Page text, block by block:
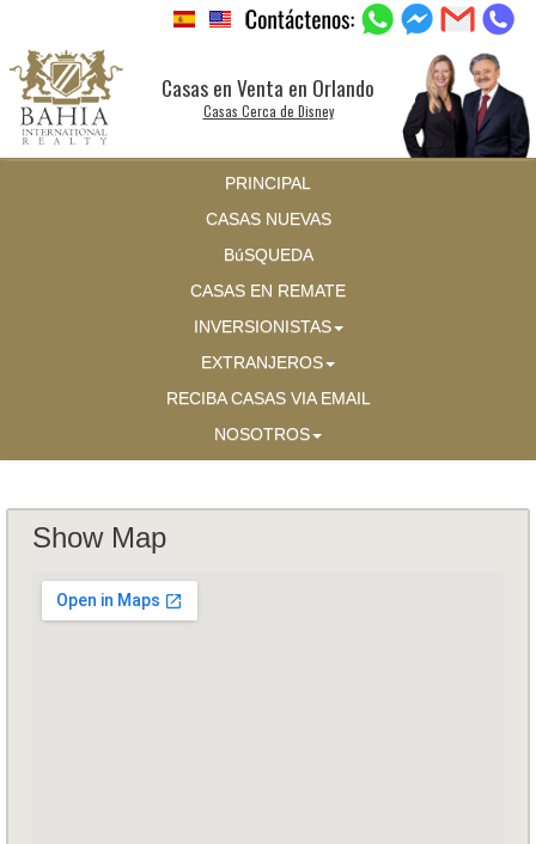
Casas en Venta en Orlando
Casas Cerca de Disney
PRINCIPAL
CASAS NUEVAS
BúSQUEDA
CASAS EN REMATE
INVERSIONISTAS
EXTRANJEROS
RECIBA CASAS VIA EMAIL
NOSOTROS
Show Map